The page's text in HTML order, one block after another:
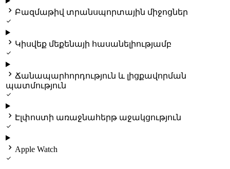
 Բազմաթիվ տրանսպորտային միջոցներ

 Կիսվեք մեքենայի հասանելիությամբ

 Ճանապարհորդություն և լիցքավորման
պատմություն

 Էլփոստի առաջնահերթ աջակցություն

 Apple Watch
